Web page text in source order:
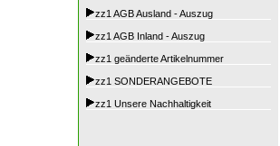
zz1 AGB Ausland - Auszug
zz1 AGB Inland - Auszug
zz1 geänderte Artikelnummer
zz1 SONDERANGEBOTE
zz1 Unsere Nachhaltigkeit